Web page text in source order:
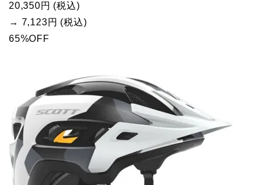
20,350円 (税込)
→ 7,123円 (税込)
65%OFF